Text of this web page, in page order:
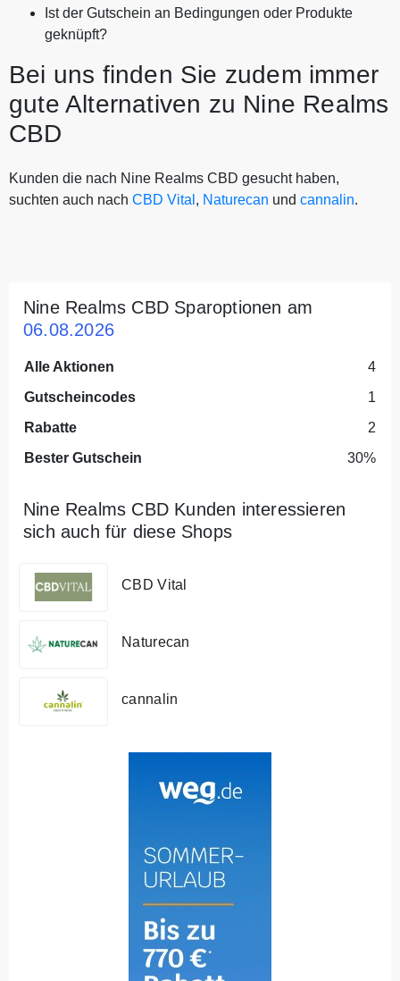
Ist der Gutschein an Bedingungen oder Produkte
geknüpft?
Bei uns finden Sie zudem immer
gute Alternativen zu Nine Realms
CBD
Kunden die nach Nine Realms CBD gesucht haben,
suchten auch nach CBD Vital , Naturecan und cannalin.
Nine Realms CBD Sparoptionen am
06.08.2026
Alle Aktionen
4
Gutscheincodes
1
Rabatte
2
Bester Gutschein
30%
Nine Realms CBD Kunden interessieren
sich auch für diese Shops
CBD Vital
Naturecan
cannalin